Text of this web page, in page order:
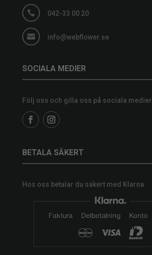
 042-33 00 20
 info@webflower.se
SOCIALA MEDIER
Följ oss och gilla oss på sociala medier.
BETALA SÄKERT
Hos oss betalar du säkert med Klarna.